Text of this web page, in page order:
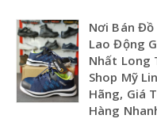
Nơi Bán Đồ
Lao Động
Nhất Long
Shop Mỹ
Hãng, Giá
Hàng